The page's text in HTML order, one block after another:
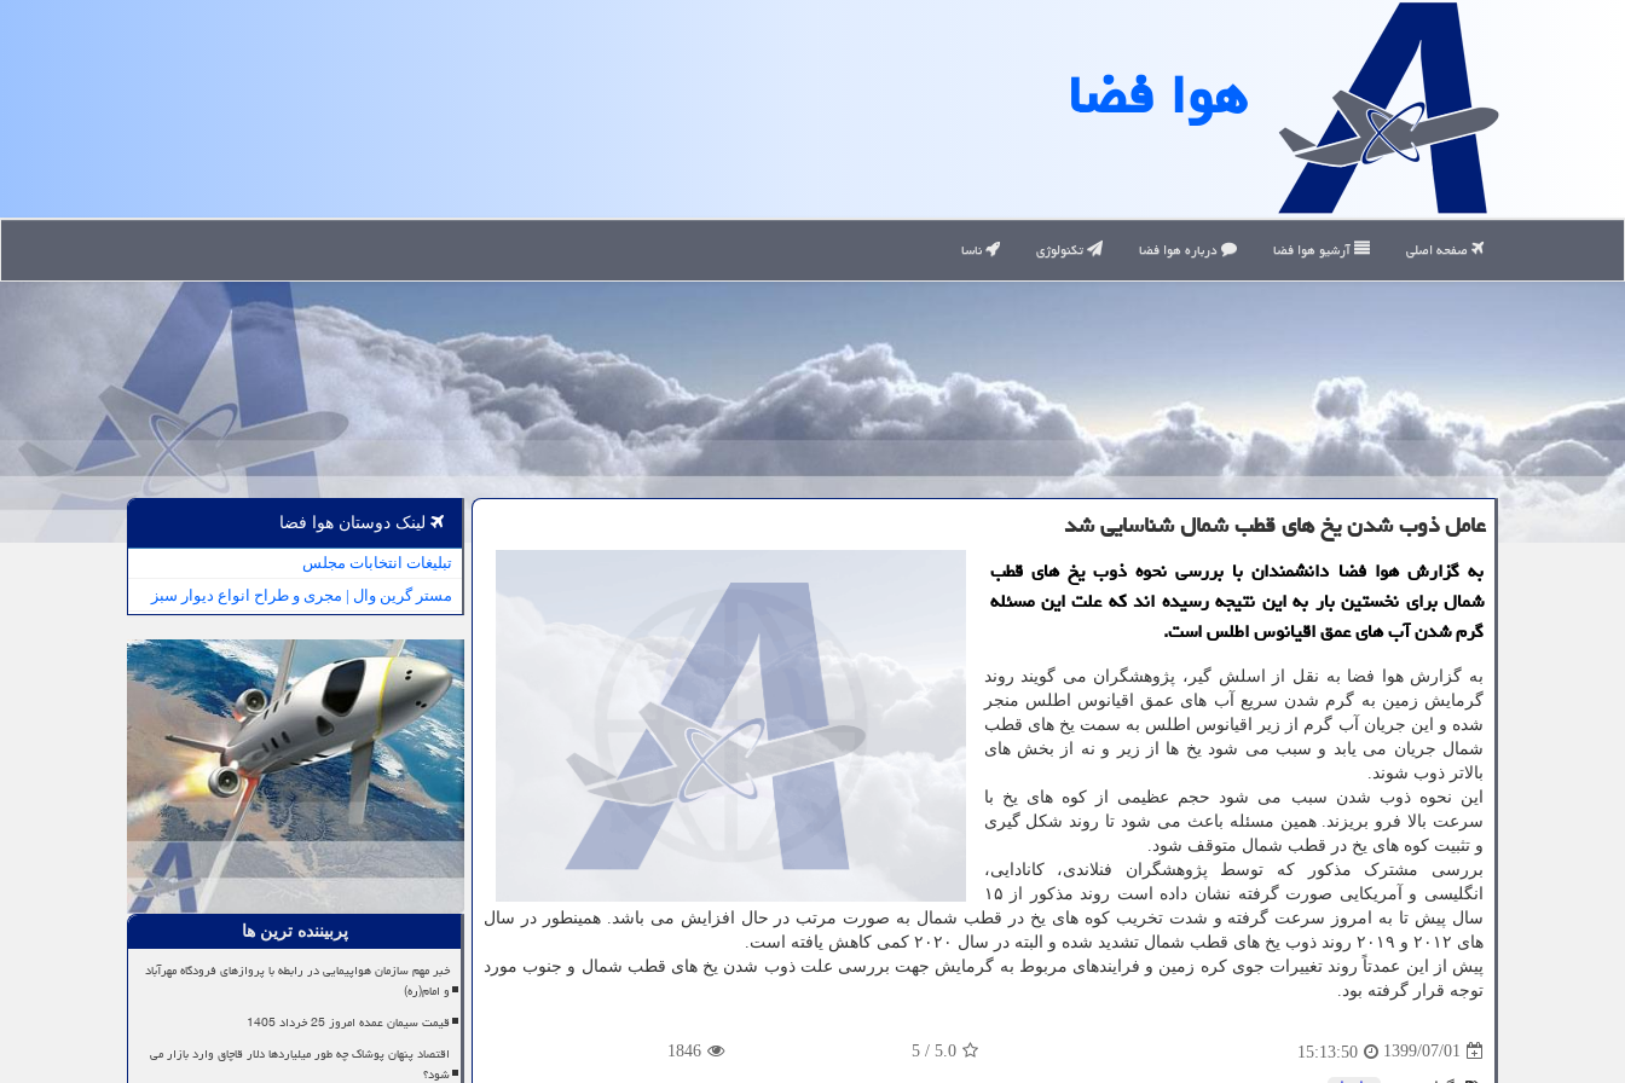
هوا فضا
صفحه اصلی آرشیو هوا فضا درباره هوا فضا تکنولوژی ناسا
عامل ذوب شدن یخ های قطب شمال شناسایی شد
به گزارش هوا فضا دانشمندان با بررسی نحوه ذوب یخ های قطب
شمال برای نخستین بار به این نتیجه رسیده اند كه علت این مسئله
گرم شدن آب های عمق اقیانوس اطلس است.
به گزارش هوا فضا به نقل از اسلش گیر، پژوهشگران می گویند روند
گرمایش زمین به گرم شدن سریع آب های عمق اقیانوس اطلس منجر
شده و این جریان آب گرم از زیر اقیانوس اطلس به سمت یخ های قطب
شمال جریان می یابد و سبب می شود یخ ها از زیر و نه از بخش های
بالاتر ذوب شوند.
این نحوه ذوب شدن سبب می شود حجم عظیمی از کوه های یخ با
سرعت بالا فرو بریزند. همین مسئله باعث می شود تا روند شکل گیری
و تثبیت کوه های یخ در قطب شمال متوقف شود.
بررسی مشترک مذکور که توسط پژوهشگران فنلاندی، کانادایی،
انگلیسی و آمریکایی صورت گرفته نشان داده است روند مذکور از ۱۵
سال پیش تا به امروز سرعت گرفته و شدت تخریب کوه های یخ در قطب شمال به صورت مرتب در حال افزایش می باشد. همینطور در سال
های ۲۰۱۲ و ۲۰۱۹ روند ذوب یخ های قطب شمال تشدید شده و البته در سال ۲۰۲۰ کمی کاهش یافته است.
پیش از این عمدتاً روند تغییرات جوی کره زمین و فرایندهای مربوط به گرمایش جهت بررسی علت ذوب شدن یخ های قطب شمال و جنوب مورد
توجه قرار گرفته بود.
1399/07/01
15:13:50
5.0
/
5
1846
لینک دوستان هوا فضا
تبلیغات انتخابات مجلس
مستر گرین وال | مجری و طراح انواع دیوار سبز
پربیننده ترین ها
خبر مهم سازمان هواپیمایی در رابطه با پروازهای فرودگاه مهرآباد
و امام(ره)
قیمت سیمان عمده امروز 25 خرداد 1405
اقتصاد پنهان پوشاک چه طور میلیاردها دلار قاچاق وارد بازار می
شود؟